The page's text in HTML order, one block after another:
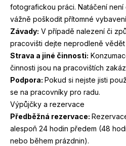
fotografickou práci. Natáčení
vážně poškodit přítomné
Závady: V případě nalezení či
pracovišti dejte neprodleně vědět
Strava a jiné činnosti:
činnosti jsou na pracovištích
Podpora: Pokud si nejste jisti
se na pracovníky pro radu.
Výpůjčky a rezervace
Předběžná rezervace:
alespoň 24 hodin předem (48
nebo během prázdnin).